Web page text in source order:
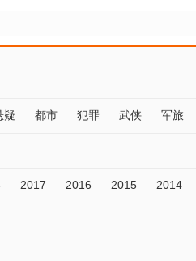
疑 都市 犯罪 武侠 军旅
2017 2016 2015 2014